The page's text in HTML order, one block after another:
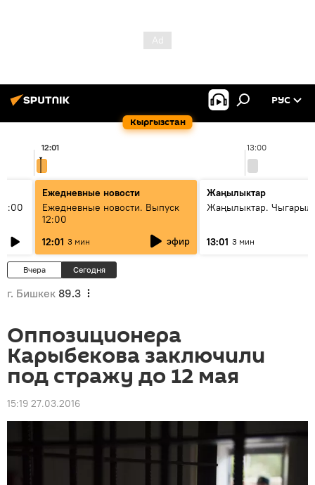
Кыргызстан
РУС
13:00
12:01
Ежедневные новости
Ежедневные новости. Выпуск
12:00
12:01 3 мин эфир
Жаңылыктар
Жаңылыктар.
13:01 3 мин
Вчера Сегодня
г. Бишкек 89.3
Оппозиционера
Карыбекова заключили
под стражу до 12 мая
15:19 27.03.2016